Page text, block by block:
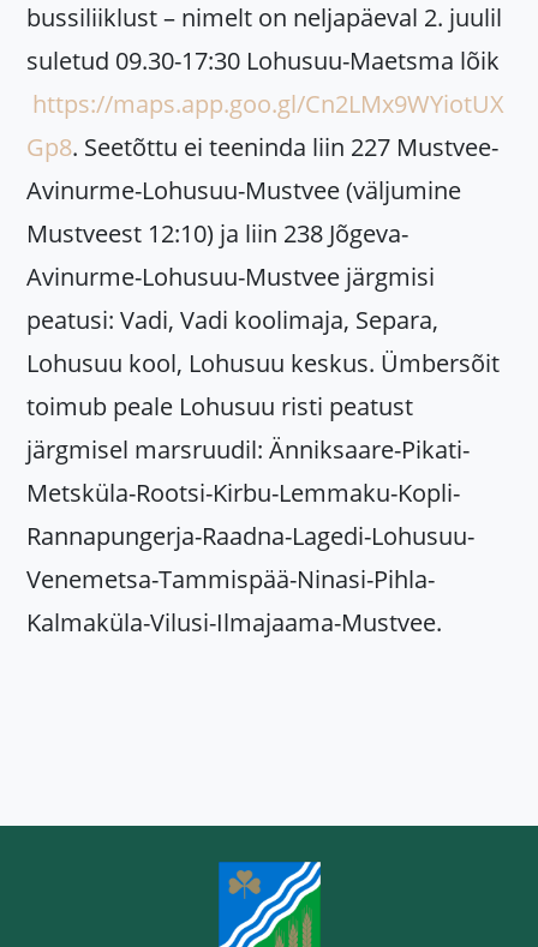
bussiliiklust – nimelt on neljapäeval 2. juulil
suletud 09.30-17:30 Lohusuu-Maetsma lõik
https://maps.app.goo.gl/Cn2LMx9WYiotUX
Gp8. Seetõttu ei teeninda liin 227 Mustvee-
Avinurme-Lohusuu-Mustvee (väljumine
Mustveest 12:10) ja liin 238 Jõgeva-
Avinurme-Lohusuu-Mustvee järgmisi
peatusi: Vadi, Vadi koolimaja, Separa,
Lohusuu kool, Lohusuu keskus. Ümbersõit
toimub peale Lohusuu risti peatust
järgmisel marsruudil: Änniksaare-Pikati-
Metsküla-Rootsi-Kirbu-Lemmaku-Kopli-
Rannapungerja-Raadna-Lagedi-Lohusuu-
Venemetsa-Tammispää-Ninasi-Pihla-
Kalmaküla-Vilusi-Ilmajaama-Mustvee.